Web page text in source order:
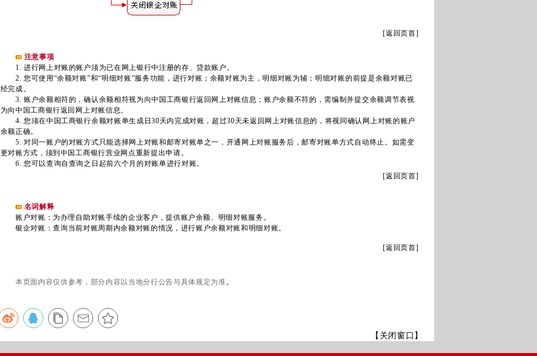
[返回页首]
注意事项
1. 进行网上对账的账户须为已在网上银行中注册的存、贷款账户。
2. 您可使用“余额对账”和“明细对账”服务功能，进行对账；余额对账为主，明细对账为辅；明细对账的前提是余额对账已
经完成。
3. 账户余额相符的，确认余额相符视为向中国工商银行返回网上对账信息；账户余额不符的，需编制并提交余额调节表视
为向中国工商银行返回网上对账信息。
4. 您须在中国工商银行余额对账单生成日30天内完成对账，超过30天未返回网上对账信息的，将视同确认网上对账的账户
余额正确。
5. 对同一账户的对账方式只能选择网上对账和邮寄对账单之一，开通网上对账服务后，邮寄对账单方式自动终止。如需变
更对账方式，须到中国工商银行营业网点重新提出申请。
6. 您可以查询自查询之日起前六个月的对账单进行对账。
[返回页首]
名词解释
账户对账：为办理自助对账手续的企业客户，提供账户余额、明细对账服务。
银企对账：查询当前对账周期内余额对账的情况，进行账户余额对账和明细对账。
[返回页首]
本页面内容仅供参考，部分内容以当地分行公告与具体规定为准。
【关闭窗口】